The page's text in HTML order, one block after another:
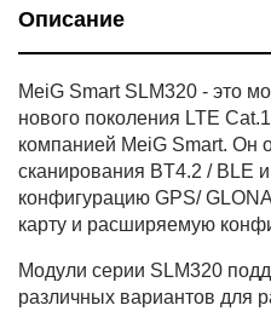
Описание
MeiG Smart SLM320 - это
нового поколения LTE
компанией MeiG Smart. Он
сканирования BT4.2 / BLE
конфигурацию GPS/
карту и расширяемую
Модули серии SLM320
различных вариантов для